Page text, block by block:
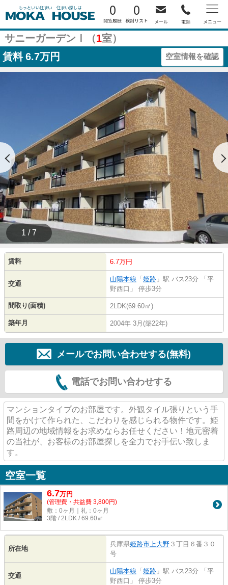
0 0
サニーガーデンⅠ（1室）
賃料 6.7万円 空室情報を確認
1 / 7
賃料 6.7万円
交通
山陽本線 「 姫路 」駅 バス23分 「平
野西口」 停歩3分
間取り(面積) 2LDK(69.60㎡)
築年月 2004年 3月(築22年)
メールでお問い合わせする(無料)
電話でお問い合わせする
マンションタイプのお部屋です。外観タイル張りという手
間をかけて作られた、こだわりを感じられる物件です。姫
路周辺の地域情報をお求めならお任せください！地元密着
の当社が、お客様のお部屋探しを全力でお手伝い致しま
す。
空室一覧
6.7万円
(管理費・共益費 3,800円)
敷：0ヶ月｜礼：0ヶ月
3階 / 2LDK / 69.60㎡
所在地
兵庫県姫路市 上大野 ３丁目６番３０
号
交通
山陽本線 「 姫路 」駅 バス23分 「平
野西口」 停歩3分